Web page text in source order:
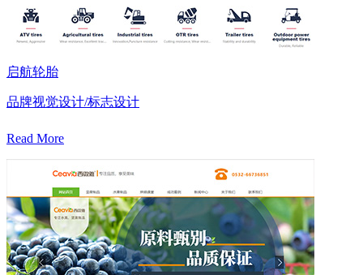
启航轮胎
品牌视觉设计/标志设计
Read More